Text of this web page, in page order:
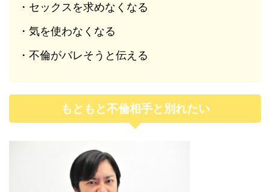
・セックスを求めなくなる
・気を使わなくなる
・不倫がバレそうと伝える
もともと不倫相手と別れたい